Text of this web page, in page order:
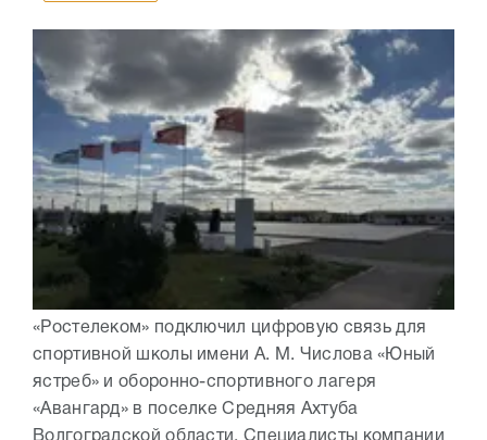
«Ростелеком» подключил цифровую связь для
спортивной школы имени А. М. Числова «Юный
ястреб» и оборонно-спортивного лагеря
«Авангард» в поселке Средняя Ахтуба
Волгоградской области. Специалисты компании